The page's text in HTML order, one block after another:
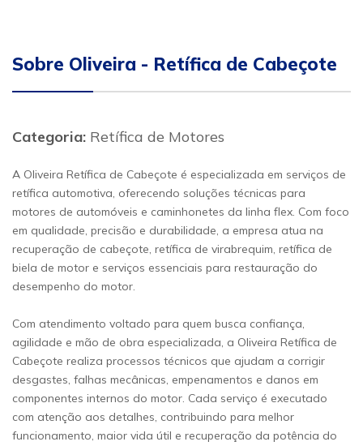
Sobre Oliveira - Retífica de Cabeçote
Categoria: Retífica de Motores
A Oliveira Retífica de Cabeçote é especializada em serviços de
retífica automotiva, oferecendo soluções técnicas para
motores de automóveis e caminhonetes da linha flex. Com foco
em qualidade, precisão e durabilidade, a empresa atua na
recuperação de cabeçote, retífica de virabrequim, retífica de
biela de motor e serviços essenciais para restauração do
desempenho do motor.
Com atendimento voltado para quem busca confiança,
agilidade e mão de obra especializada, a Oliveira Retífica de
Cabeçote realiza processos técnicos que ajudam a corrigir
desgastes, falhas mecânicas, empenamentos e danos em
componentes internos do motor. Cada serviço é executado
com atenção aos detalhes, contribuindo para melhor
funcionamento, maior vida útil e recuperação da potência do